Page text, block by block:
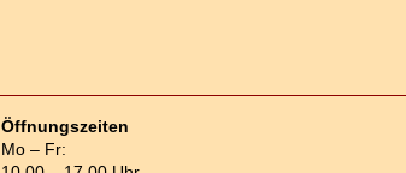
Öffnungszeiten
Mo – Fr: